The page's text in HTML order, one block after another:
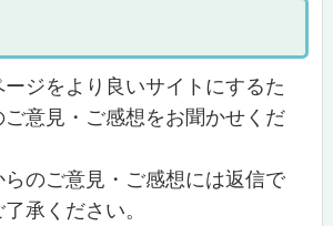
ジをより良いサイトにするた
意見・ご感想をお聞かせくだ
のご意見・ご感想には返信で
承ください。